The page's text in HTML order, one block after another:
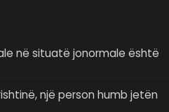
në situatë jonormale është
një person humb jetën